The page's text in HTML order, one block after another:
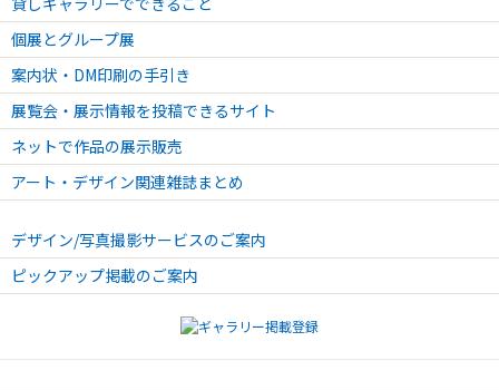
個展とグループ展
案内状・DM印刷の手引き
展覧会・展示情報を投稿できるサイト
ネットで作品の展示販売
アート・デザイン関連雑誌まとめ
デザイン/写真撮影サービスのご案内
ピックアップ掲載のご案内